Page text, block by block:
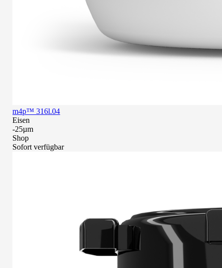
m4p™ 316l.04
Eisen
-25µm
Shop
Sofort verfügbar